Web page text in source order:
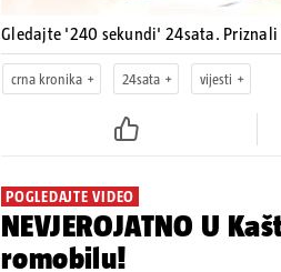
Gledajte '240 sekundi' 24sata.
crna kronika 24sata vijesti
POGLEDAJTE VIDEO
NEVJEROJATNO U
romobilu!